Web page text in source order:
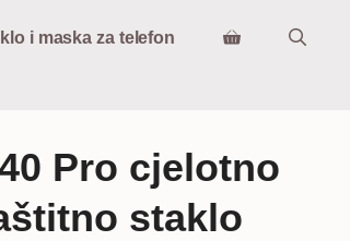
i maska za telefon
Pro cjelotno
staklo